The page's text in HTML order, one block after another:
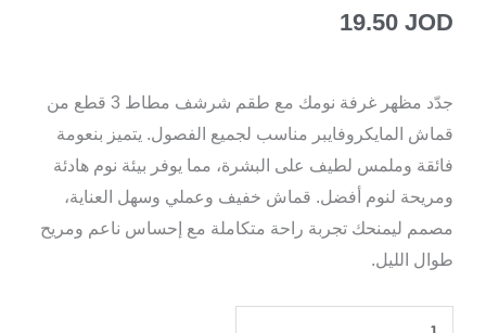
19.50 JOD
جدّد مظهر غرفة نومك مع طقم شرشف مطاط 3 قطع من
قماش المايكروفايبر مناسب لجميع الفصول. يتميز بنعومة
فائقة وملمس لطيف على البشرة، مما يوفر بيئة نوم هادئة
ومريحة لنوم أفضل. قماش خفيف وعملي وسهل العناية،
مصمم ليمنحك تجربة راحة متكاملة مع إحساس ناعم ومريح
طوال الليل.
كمية